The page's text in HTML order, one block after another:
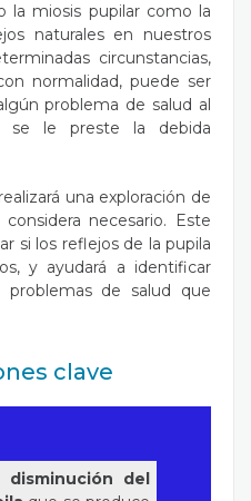
la miosis pupilar como la
naturales en nuestros
circunstancias,
normalidad, puede ser
problema de salud al
se le preste la debida
una exploración de
necesario. Este
si los reflejos de la pupila
y ayudará a identificar
problemas de salud que
clave
disminución del